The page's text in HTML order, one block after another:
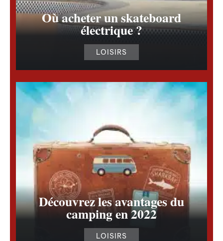
Où acheter un skateboard
électrique ?
LOISIRS
Découvrez les avantages du
camping en 2022
LOISIRS